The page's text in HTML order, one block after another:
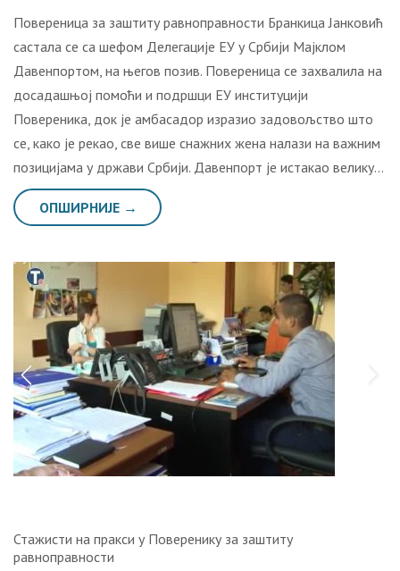
Повереница за заштиту равноправности Бранкица Јанковић
састала се са шефом Делегације ЕУ у Србији Мајклом
Давенпортом, на његов позив. Повереница се захвалила на
досадашњој помоћи и подршци ЕУ институцији
Повереника, док је амбасадор изразио задовољство што
се, како је рекао, све више снажних жена налази на важним
позицијама у држави Србији. Давенпорт је истакао велику…
ОПШИРНИЈЕ →
Стажисти на пракси у Поверенику за заштиту
равноправности